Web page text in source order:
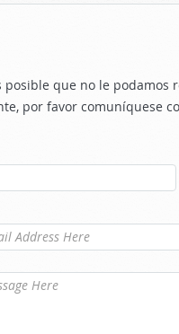
que no le
por favor comuníquese